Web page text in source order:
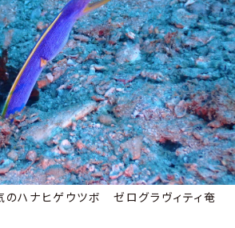
のハナヒゲウツボ ゼログラヴィティ奄